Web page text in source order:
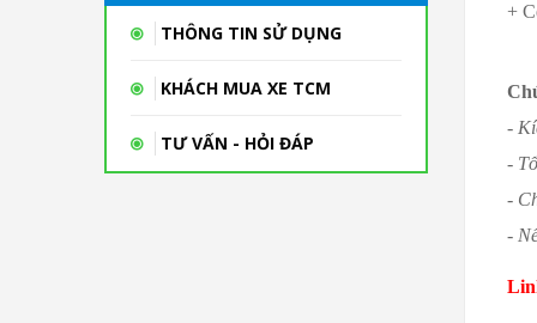
THÔNG TIN SỬ DỤNG
KHÁCH MUA XE TCM
TƯ VẤN - HỎI ĐÁP
+
-
-
-
-